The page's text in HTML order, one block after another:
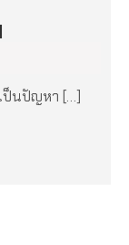
นปัญหา […]